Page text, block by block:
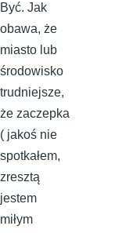
Być. Jak
obawa, że
miasto lub
środowisko
trudniejsze,
że zaczepka
( jakoś nie
spotkałem,
zresztą
jestem
miłym